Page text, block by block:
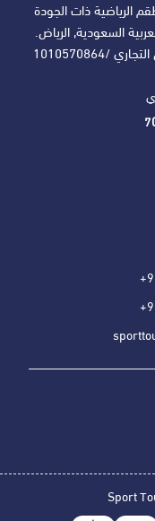
الرياضية ذات الجودة
السعودية, الرياض.
Sport